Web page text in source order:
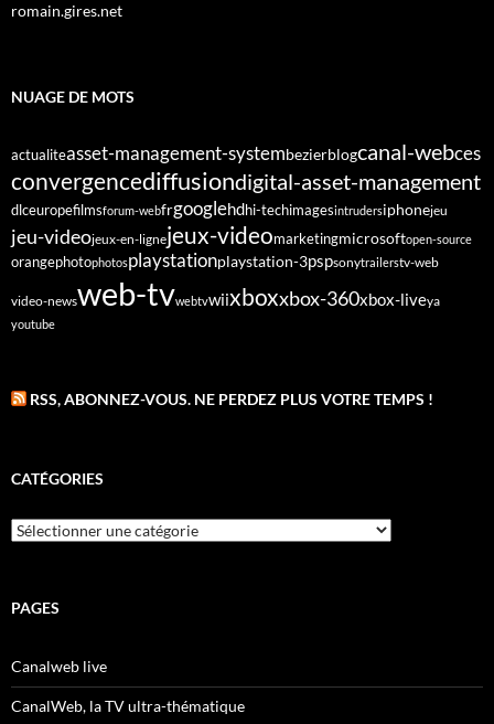
romain.gires.net
NUAGE DE MOTS
actualiteasset-management-systembezierblogcanal-webces
convergencediffusiondigital-asset-management
dlceuropefilmsforum-webfrgooglehdhi-techimagesintrudersiphonejeu
jeu-videojeux-en-lignejeux-videomarketingmicrosoftopen-source
orangephotophotosplaystationplaystation-3pspsonytrailerstv-web
video-newsweb-tvwebtvwiixboxxbox-360xbox-liveya
youtube
RSS, ABONNEZ-VOUS. NE PERDEZ PLUS VOTRE TEMPS !
CATÉGORIES
Catégories
PAGES
Canalweb live
CanalWeb, la TV ultra-thématique